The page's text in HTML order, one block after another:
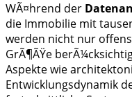
WÃ¤hrend der
die Immobilie mit
werden nicht nur
GrÃ¶ÃŸe
Aspekte wie
Entwicklungsdynamik